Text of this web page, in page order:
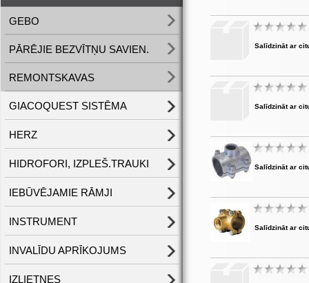
GEBO
PĀRĒJIE BEZVĪTŅU SAVIEN.
REMONTSKAVAS
GIACOQUEST SISTĒMA
HERZ
HIDROFORI, IZPLEŠ.TRAUKI
IEBŪVĒJAMIE RĀMJI
INSTRUMENT
INVALĪDU APRĪKOJUMS
IZLIETNES
Salīdzināt ar
Salīdzināt ar
Salīdzināt ar
Salīdzināt ar